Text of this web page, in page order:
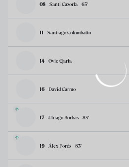
08 Santi Cazorla 63’
11 Santiago Colombatto
14 Ovie Ejaria
16 David Carmo
17 Thiago Borbas 83’
19 Álex Forés 83’